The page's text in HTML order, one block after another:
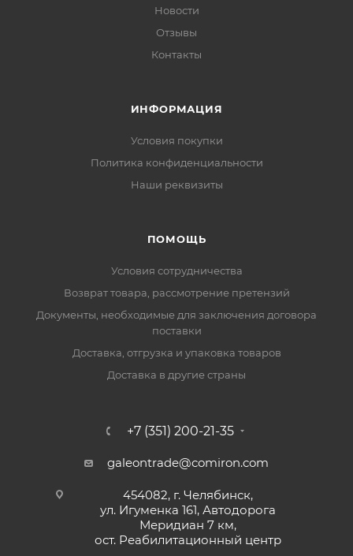
Новости
Отзывы
Контакты
ИНФОРМАЦИЯ
Условия покупки
Политика конфиденциальности
Наши реквизиты
ПОМОЩЬ
Условия сотрудничества
Возврат товара, рассмотрение претензий
Документы, необходимые для заключения договора
поставки
Доставка, отгрузка и упаковка товаров
Доставка в другие страны
+7 (351) 200-21-35
galeontrade@comiron.com
454082, г. Челябинск,
ул. Игуменка 161, Автодорога
Меридиан 7 км,
ост. Реабилитационный центр